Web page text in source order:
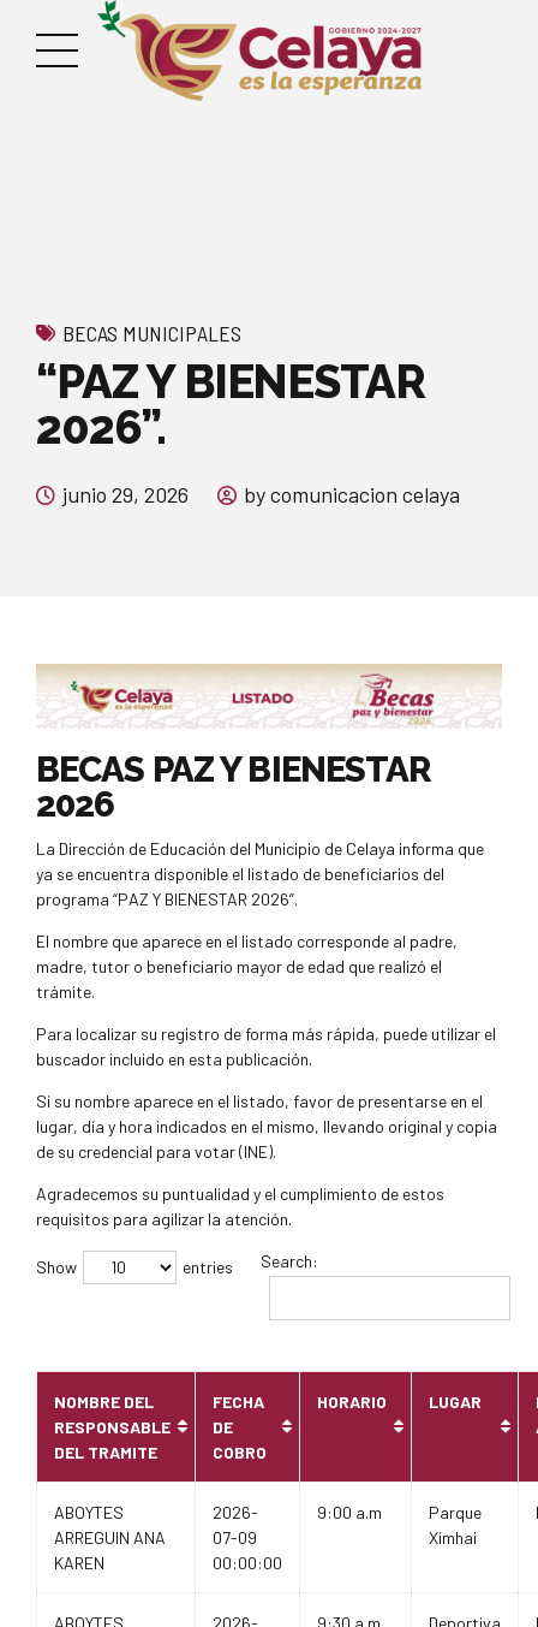
BECAS MUNICIPALES
“PAZ Y BIENESTAR
2026”.
junio 29, 2026 by comunicacion celaya
BECAS PAZ Y BIENESTAR
2026
La Dirección de Educación del Municipio de Celaya informa que
ya se encuentra disponible el listado de beneficiarios del
programa “PAZ Y BIENESTAR 2026”.
El nombre que aparece en el listado corresponde al padre,
madre, tutor o beneficiario mayor de edad que realizó el
trámite.
Para localizar su registro de forma más rápida, puede utilizar el
buscador incluido en esta publicación.
Si su nombre aparece en el listado, favor de presentarse en el
lugar, día y hora indicados en el mismo, llevando original y copia
de su credencial para votar (INE).
Agradecemos su puntualidad y el cumplimiento de estos
requisitos para agilizar la atención.
Show entries Search:
NOMBRE DEL
RESPONSABLE
DEL TRAMITE
FECHA
DE
COBRO
HORARIO LUGAR
ABOYTES
ARREGUIN ANA
KAREN
2026-
07-09
00:00:00
9:00 a.m
Parque
Ximhai
ABOYTES
2026-
9:30 a.m
Deportiva